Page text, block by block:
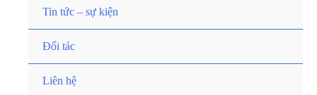
Tin tức – sự kiện
Đối tác
Liên hệ